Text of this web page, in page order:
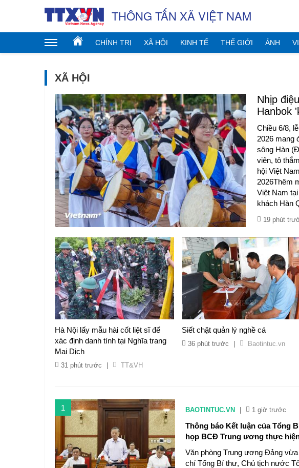
THÔNG TẤN XÃ VIỆT NAM
CHÍNH TRỊ XÃ HỘI KINH TẾ THẾ GIỚI ẢNH
XÃ HỘI
Nhịp
Hanbok
Chiều 6/8,
2026 mang
sông Hàn
viên, tô
hội Việt
2026Thêm
Việt Nam
khách Hàn
19 phút
Hà Nội lấy mẫu hài cốt liệt sĩ để
xác định danh tính tại Nghĩa trang
Mai Dịch
31 phút trước TT&VH
Siết chặt quản lý nghề cá
36 phút trước Baotintuc.vn
1 BAOTINTUC.VN 1 giờ trước
Thông báo Kết luận của Tổng
họp BCĐ Trung ương thực
Văn phòng Trung ương Đảng
chí Tổng Bí thư, Chủ tịch nước